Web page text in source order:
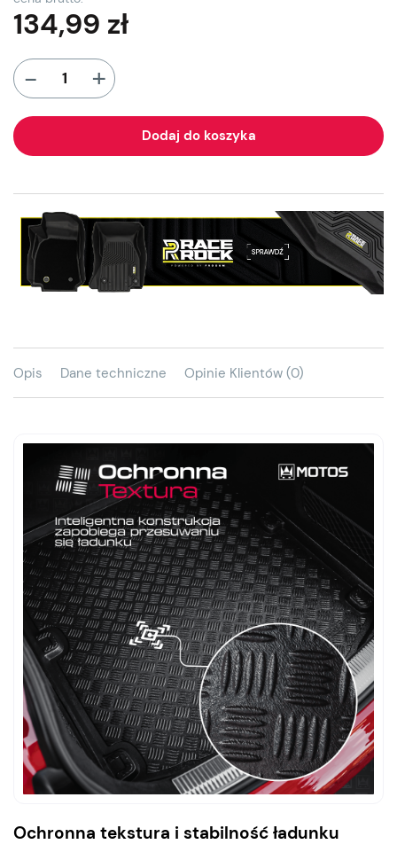
134,99 zł
- +
Dodaj do koszyka
Opis Dane techniczne Opinie Klientów (0)
Ochronna tekstura i stabilność ładunku